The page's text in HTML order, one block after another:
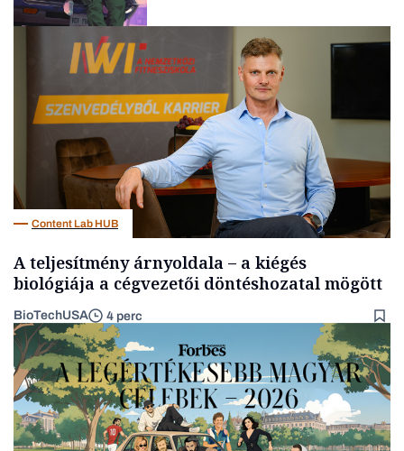
Content Lab HUB
A teljesítmény árnyoldala – a kiégés
biológiája a cégvezetői döntéshozatal mögött
BioTechUSA 4 perc